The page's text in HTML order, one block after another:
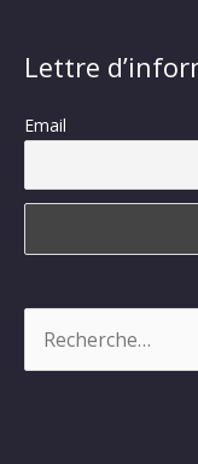
Lettre
Email